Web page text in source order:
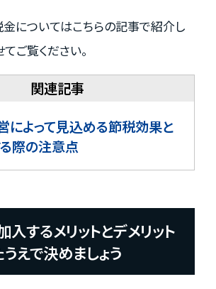
についてはこちらの記事で紹介し
ご覧ください。
によって見込める節税効果と
際の注意点
するメリットとデメリット
えで決めましょう